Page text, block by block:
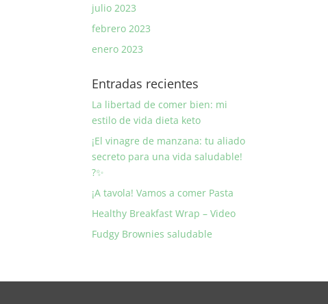
julio 2023
febrero 2023
enero 2023
Entradas recientes
La libertad de comer bien: mi
estilo de vida dieta keto
¡El vinagre de manzana: tu aliado
secreto para una vida saludable!
?✨
¡A tavola! Vamos a comer Pasta
Healthy Breakfast Wrap – Video
Fudgy Brownies saludable